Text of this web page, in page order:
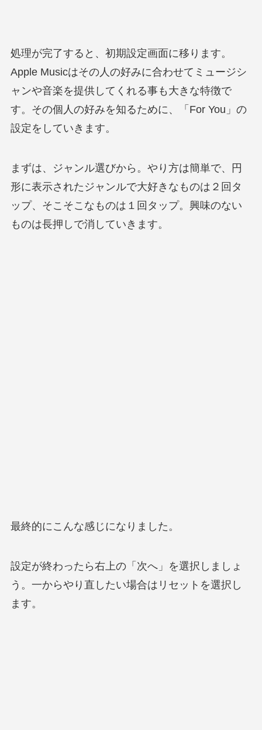
処理が完了すると、初期設定画面に移ります。
Apple Musicはその人の好みに合わせてミュージシ
ャンや音楽を提供してくれる事も大きな特徴で
す。その個人の好みを知るために、「For You」の
設定をしていきます。
まずは、ジャンル選びから。やり方は簡単で、円
形に表示されたジャンルで大好きなものは２回タ
ップ、そこそこなものは１回タップ。興味のない
ものは長押しで消していきます。
最終的にこんな感じになりました。
設定が終わったら右上の「次へ」を選択しましょ
う。一からやり直したい場合はリセットを選択し
ます。